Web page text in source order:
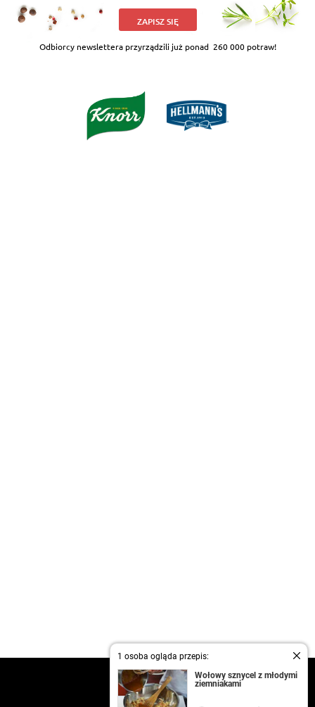
1 osoba ogląda przepis:
Wołowy sznycel z młodymi
ziemniakami
ZAPISZ SIĘ
Odbiorcy newslettera przyrządzili już ponad 260 000 potraw!
kontakt
regulamin